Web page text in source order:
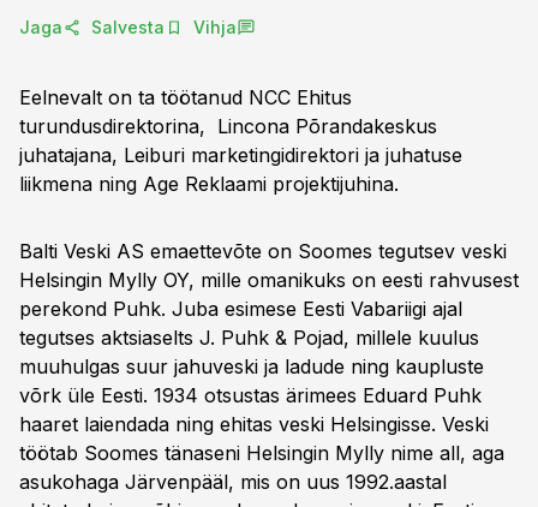
Jaga Salvesta Vihja
Eelnevalt on ta töötanud NCC Ehitus
turundusdirektorina, Lincona Põrandakeskus
juhatajana, Leiburi marketingidirektori ja juhatuse
liikmena ning Age Reklaami projektijuhina.
Balti Veski AS emaettevõte on Soomes tegutsev veski
Helsingin Mylly OY, mille omanikuks on eesti rahvusest
perekond Puhk. Juba esimese Eesti Vabariigi ajal
tegutses aktsiaselts J. Puhk & Pojad, millele kuulus
muuhulgas suur jahuveski ja ladude ning kaupluste
võrk üle Eesti. 1934 otsustas ärimees Eduard Puhk
haaret laiendada ning ehitas veski Helsingisse. Veski
töötab Soomes tänaseni Helsingin Mylly nime all, aga
asukohaga Järvenpääl, mis on uus 1992.aastal